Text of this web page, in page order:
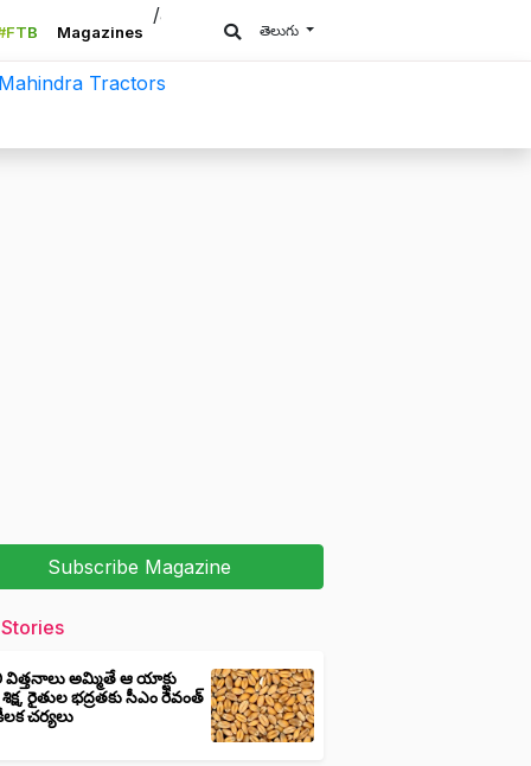
Magazines
/a>
తెలుగు
Subscribe Magazine
విత్తనాలు అమ్మితే ఆ యాక్టు
రైతుల భద్రతకు సీఎం రేవంత్
చర్యలు